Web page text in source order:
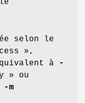
selon le
»,
à
-
» ou
-m